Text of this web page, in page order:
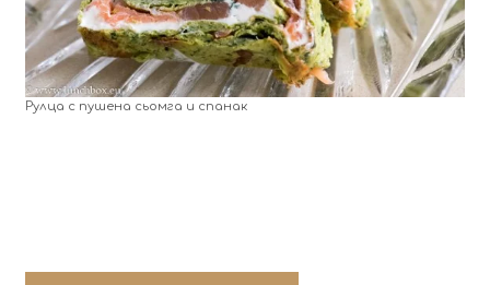
Рулца с пушена сьомга и спанак